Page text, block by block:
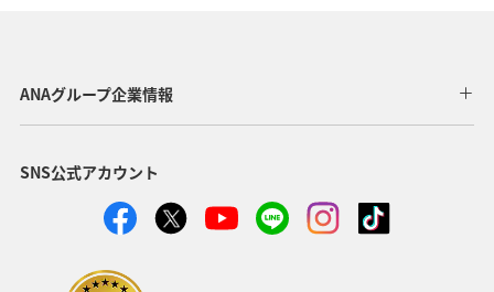
ANAグループ企業情報
SNS公式アカウント